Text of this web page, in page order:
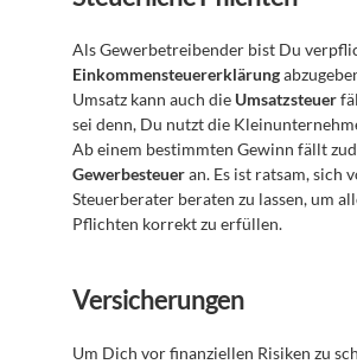
Einkommensteuererklärung
Umsatz kann auch die Umsatzsteuer
sei denn, Du nutzt die
Gewerbesteuer an. Es ist ratsam, sich
Steuerberater beraten zu lassen, um
Pflichten korrekt zu erfüllen.
Versicherungen
Um Dich vor finanziellen Risiken zu